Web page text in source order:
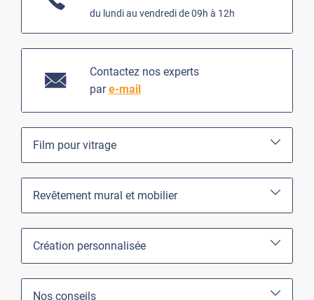
du lundi au vendredi de 09h à 12h
Contactez nos experts
pare-mail
Film pour vitrage
Revêtement mural et mobilier
Création personnalisée
Nos conseils